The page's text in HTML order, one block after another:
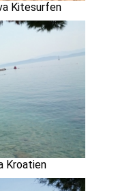
Kitesurfen
Kroatien